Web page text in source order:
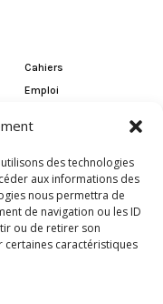
des technologies
aux informations des
nous permettra de
de navigation ou les ID
ou de retirer son
certaines caractéristiques
Cahiers
Emploi
Rapports
d'activités